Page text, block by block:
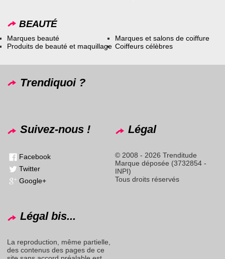
BEAUTÉ
Marques beauté
Produits de beauté et maquillage
Marques et salons de coiffure
Coiffeurs célèbres
Trendiquoi ?
Suivez-nous !
Facebook
Twitter
Google+
Légal
© 2008 - 2026 Trenditude
Marque déposée (3732854 -
INPI)
Tous droits réservés
Légal bis...
La reproduction, même partielle,
des contenus des pages de ce